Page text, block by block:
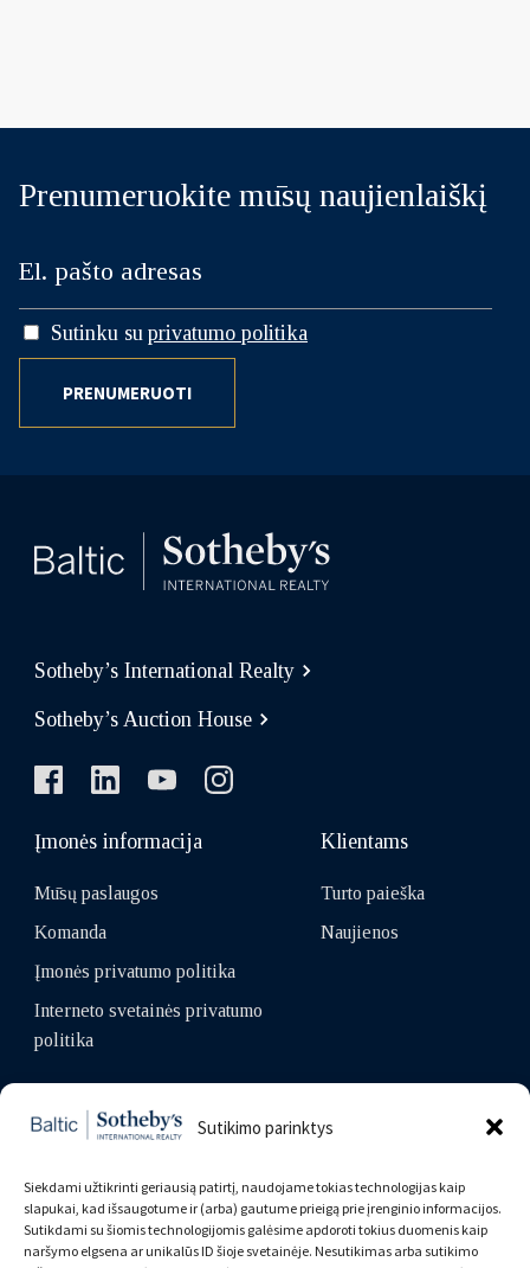
Sutikimo parinktys
Siekdami užtikrinti geriausią patirtį, naudojame tokias technologijas kaip
slapukai, kad išsaugotume ir (arba) gautume prieigą prie įrenginio informacijos.
Sutikdami su šiomis technologijomis galėsime apdoroti tokius duomenis kaip
naršymo elgsena ar unikalūs ID šioje svetainėje. Nesutikimas arba sutikimo
Prenumeruokite mūsų naujienlaiškį
Sutinku su privatumo politika
PRENUMERUOTI
Sotheby’s International Realty
Sotheby’s Auction House
Įmonės informacija
Mūsų paslaugos
Komanda
Įmonės privatumo politika
Interneto svetainės privatumo
politika
Klientams
Turto paieška
Naujienos
+370 5 205 5118
info.lithuania@balsir.com